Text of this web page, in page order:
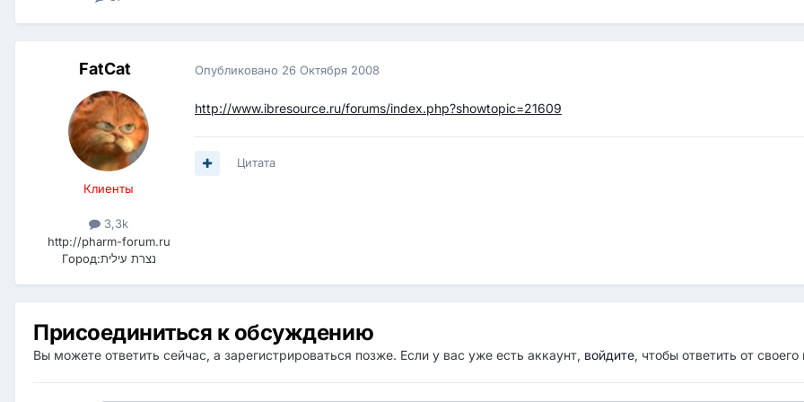
FatCat
Клиенты
3,3k
http://pharm-forum.ru
Город:נצרת עילית
Опубликовано 26 Октября 2008
http://www.ibresource.ru/forums/index.php?showtopic=21609
Цитата
Присоединиться к обсуждению
Вы можете ответить сейчас, а зарегистрироваться позже. Если у вас уже есть аккаунт, войдите, чтобы ответить от